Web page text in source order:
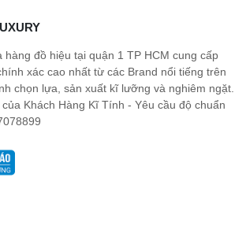
hàng đồ hiệu tại quận 1 TP HCM cung cấp
xác cao nhất từ các Brand nổi tiếng trên
chọn lựa, sản xuất kĩ lưỡng và nghiêm ngặt.
Khách Hàng Kĩ Tính - Yêu cầu độ chuẩn